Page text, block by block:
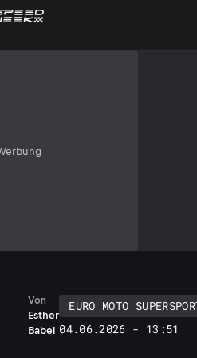
Esther
Babel
Von
EURO MOTO
04.06.2026 - 13:51